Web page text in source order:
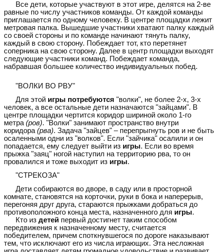
Все дети, которые участвуют в этот игре, делятся на 2-ве
равные по числу участников команды. От каждой команды
приглашается по одному человеку. В центре площадки лежит
метровая палка. Вышедшие участники хватают палку каждый
со своей стороны и по команде начинают тянуть палку,
каждый в свою сторону. Побеждает тот, кто перетянет
соперника на свою сторону. Далее в центр площадки выходят
следующие участники команд. Побеждает команда,
набравшая большее количество индивидуальных побед.
"ВОЛКИ ВО РВУ"
Для этой игры потребуются "волки", не более 2-х, 3-х
человек, а все остальные дети назначаются "зайцами". В
центре площадки чертится коридор шириной около 1-го
метра (ров). "Волки" занимают пространство внутри
коридора (рва). Задача "зайцев" – перепрыгнуть ров и не быть
осаленными одни из "волков". Если "зайчика" осалили и он
попадается, ему следует выйти из игры. Если во время
прыжка "заяц" ногой наступил на территорию рва, то он
провалился и тоже выходит из игры.
"СТРЕКОЗА"
Дети собираются во дворе, в саду или в просторной
комнате, становятся на корточки, руки в бока и наперерыв,
перегоняя друг друга, стараются прыжками добраться до
противоположного конца места, назначенного для игры.
Кто из детей первый достигнет таким способом
передвижения к назначенному месту, считается
победителем, причем споткнувшегося по дороге наказывают
тем, что исключают его из числа играющих. Эта несложная